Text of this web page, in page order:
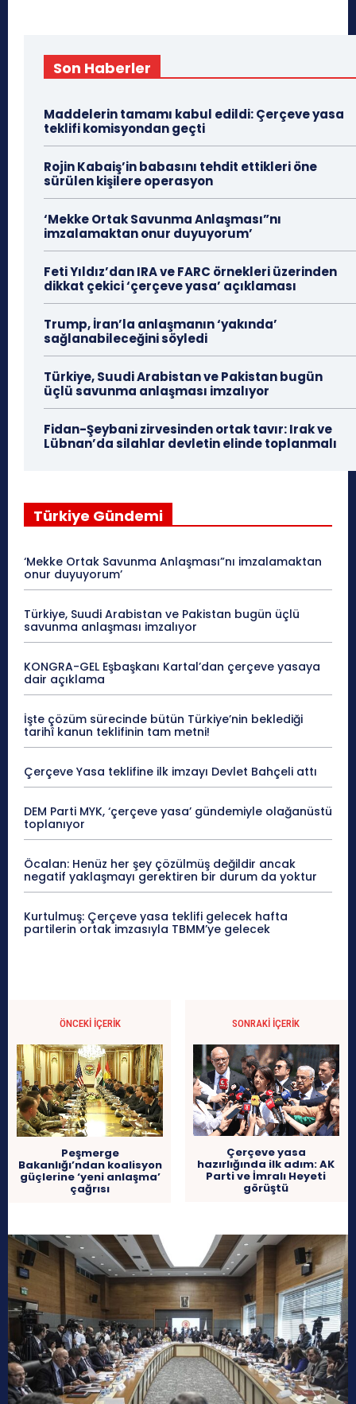
Son Haberler
Maddelerin tamamı kabul edildi: Çerçeve yasa
teklifi komisyondan geçti
Rojin Kabaiş’in babasını tehdit ettikleri öne
sürülen kişilere operasyon
‘Mekke Ortak Savunma Anlaşması”nı
imzalamaktan onur duyuyorum’
Feti Yıldız’dan IRA ve FARC örnekleri üzerinden
dikkat çekici ‘çerçeve yasa’ açıklaması
Trump, İran’la anlaşmanın ‘yakında’
sağlanabileceğini söyledi
Türkiye, Suudi Arabistan ve Pakistan bugün
üçlü savunma anlaşması imzalıyor
Fidan-Şeybani zirvesinden ortak tavır: Irak ve
Lübnan’da silahlar devletin elinde toplanmalı
Türkiye Gündemi
‘Mekke Ortak Savunma Anlaşması”nı imzalamaktan
onur duyuyorum’
Türkiye, Suudi Arabistan ve Pakistan bugün üçlü
savunma anlaşması imzalıyor
KONGRA-GEL Eşbaşkanı Kartal’dan çerçeve yasaya
dair açıklama
İşte çözüm sürecinde bütün Türkiye’nin beklediği
tarihî kanun teklifinin tam metni!
Çerçeve Yasa teklifine ilk imzayı Devlet Bahçeli attı
DEM Parti MYK, ‘çerçeve yasa’ gündemiyle olağanüstü
toplanıyor
Öcalan: Henüz her şey çözülmüş değildir ancak
negatif yaklaşmayı gerektiren bir durum da yoktur
Kurtulmuş: Çerçeve yasa teklifi gelecek hafta
partilerin ortak imzasıyla TBMM’ye gelecek
ÖNCEKI İÇERIK
Peşmerge
Bakanlığı’ndan koalisyon
güçlerine ‘yeni anlaşma’
çağrısı
SONRAKI İÇERIK
Çerçeve yasa
hazırlığında ilk adım: AK
Parti ve İmralı Heyeti
görüştü